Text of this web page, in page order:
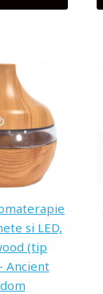
si LED,
(tip
Ancient